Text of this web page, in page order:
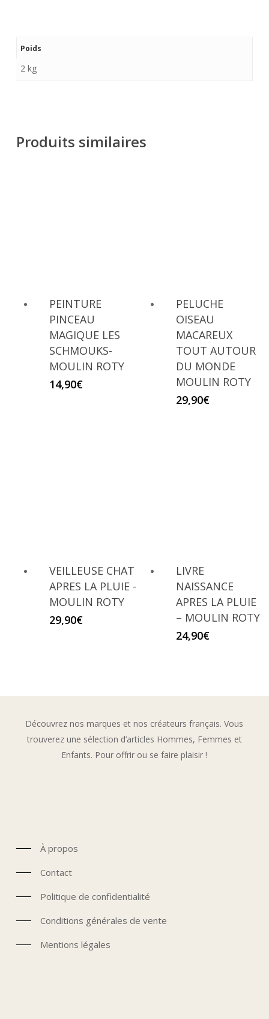
Poids
2 kg
Produits similaires
PEINTURE
PINCEAU
MAGIQUE LES
SCHMOUKS-
MOULIN ROTY
14,90€
PELUCHE
OISEAU
MACAREUX
TOUT AUTOUR
DU MONDE
MOULIN ROTY
29,90€
VEILLEUSE CHAT
APRES LA PLUIE -
MOULIN ROTY
29,90€
LIVRE
NAISSANCE
APRES LA PLUIE
– MOULIN ROTY
24,90€
Découvrez nos marques et nos créateurs français. Vous
trouverez une sélection d’articles Hommes, Femmes et
Enfants. Pour offrir ou se faire plaisir !
À propos
Contact
Politique de confidentialité
Conditions générales de vente
Mentions légales